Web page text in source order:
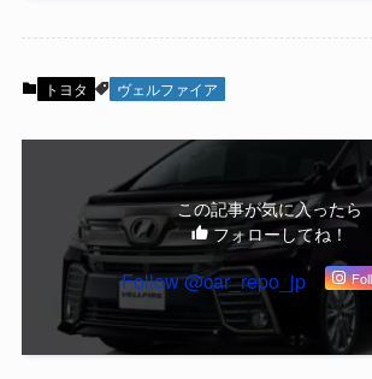
トヨタ ヴェルファイア
この記事が気に入ったら
フォローしてね！
Follow @car_repo_jp